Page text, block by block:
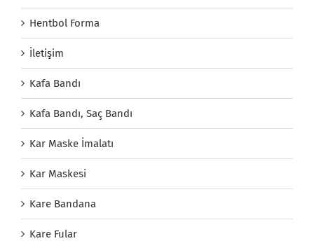
Hentbol Forma
İletişim
Kafa Bandı
Kafa Bandı, Saç Bandı
Kar Maske İmalatı
Kar Maskesi
Kare Bandana
Kare Fular